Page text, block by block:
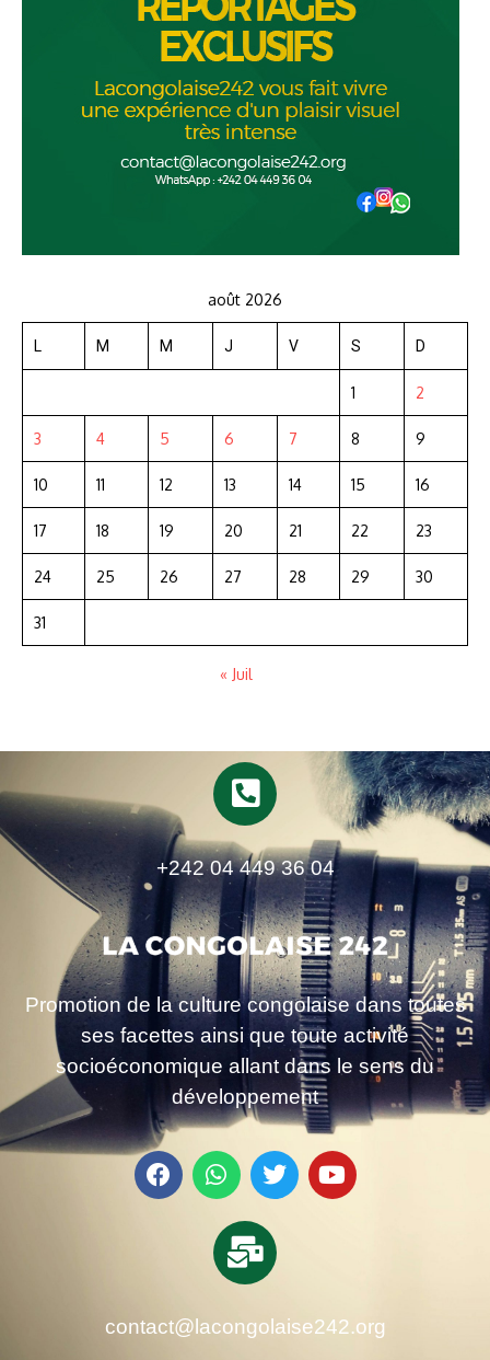
août 2026
L M M J V S D
1 2
3 4 5 6 7 8 9
10 11 12 13 14 15 16
17 18 19 20 21 22 23
24 25 26 27 28 29 30
31
« Juil
+242 04 449 36 04
Promotion de la culture congolaise dans toutes
ses facettes ainsi que toute activité
socioéconomique allant dans le sens du
développement
contact@lacongolaise242.org